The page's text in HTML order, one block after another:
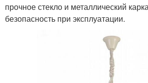
прочное стекло и металлический
безопасность при эксплуатации.